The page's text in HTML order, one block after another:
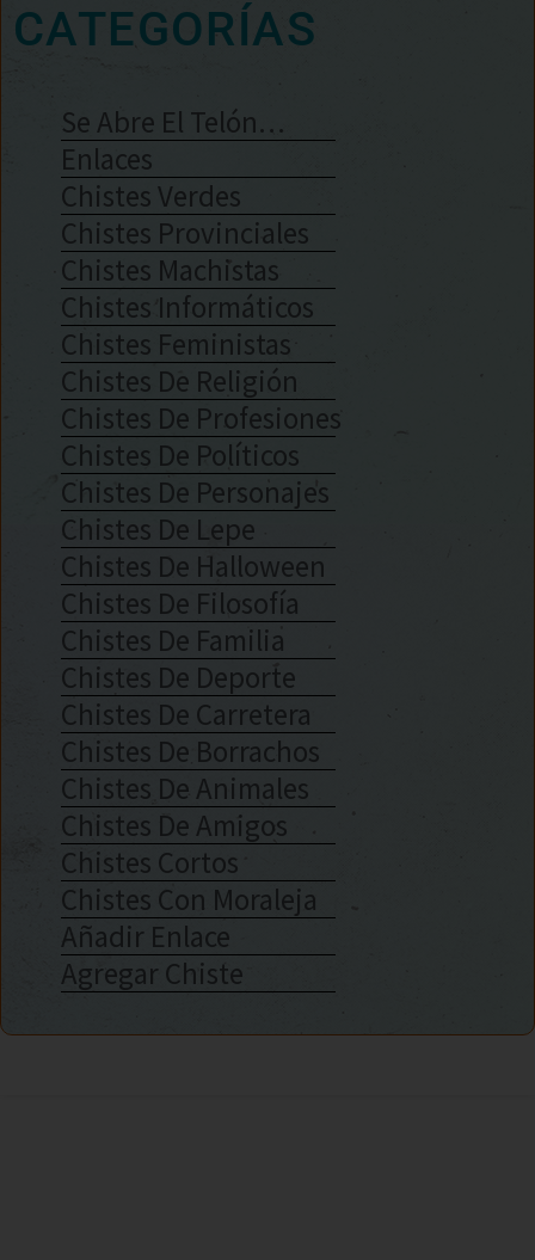
CATEGORÍAS
Se Abre El Telón…
Enlaces
Chistes Verdes
Chistes Provinciales
Chistes Machistas
Chistes Informáticos
Chistes Feministas
Chistes De Religión
Chistes De Profesiones
Chistes De Políticos
Chistes De Personajes
Chistes De Lepe
Chistes De Halloween
Chistes De Filosofía
Chistes De Familia
Chistes De Deporte
Chistes De Carretera
Chistes De Borrachos
Chistes De Animales
Chistes De Amigos
Chistes Cortos
Chistes Con Moraleja
Añadir Enlace
Agregar Chiste